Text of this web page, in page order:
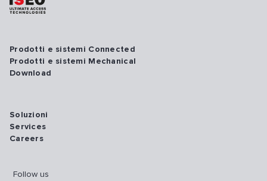
Prodotti e sistemi Connected
Prodotti e sistemi Mechanical
Download
Soluzioni
Services
Careers
Follow us